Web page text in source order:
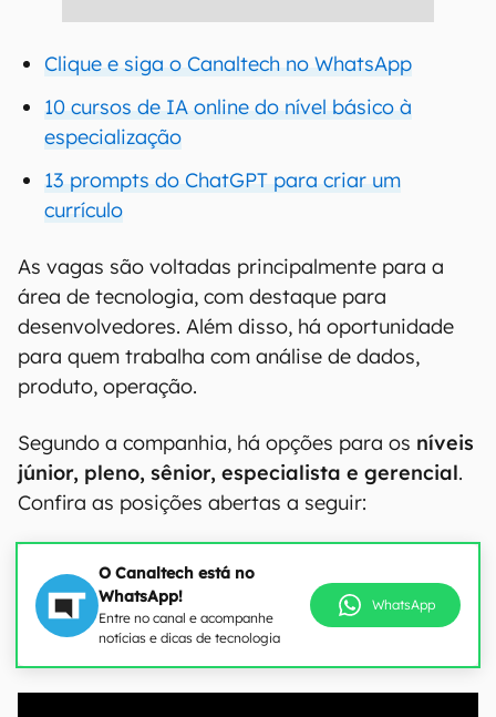
Clique e siga o Canaltech no WhatsApp
10 cursos de IA online do nível básico à
especialização
13 prompts do ChatGPT para criar um
currículo
As vagas são voltadas principalmente para a
área de tecnologia, com destaque para
desenvolvedores. Além disso, há oportunidade
para quem trabalha com análise de dados,
produto, operação.
Segundo a companhia, há opções para os níveis
júnior, pleno, sênior, especialista e gerencial.
Confira as posições abertas a seguir:
O Canaltech está no
WhatsApp!
Entre no canal e acompanhe
notícias e dicas de tecnologia
WhatsApp